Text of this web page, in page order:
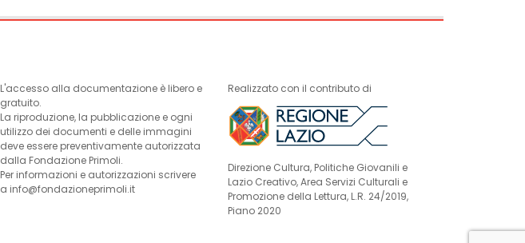
L'accesso alla documentazione è libero e
gratuito.
La riproduzione, la pubblicazione e ogni
utilizzo dei documenti e delle immagini
deve essere preventivamente autorizzata
dalla Fondazione Primoli.
Per informazioni e autorizzazioni scrivere
a info@fondazioneprimoli.it
Realizzato con il contributo di
Direzione Cultura, Politiche Giovanili e
Lazio Creativo, Area Servizi Culturali e
Promozione della Lettura, L.R. 24/2019,
Piano 2020